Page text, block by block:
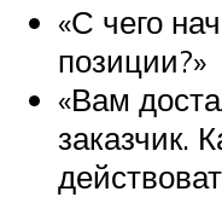
«С чего
позиции?»
«Вам
заказчик.